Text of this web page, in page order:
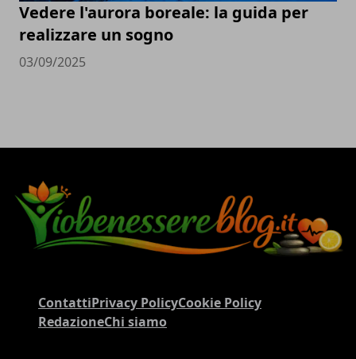
Vedere l'aurora boreale: la guida per
realizzare un sogno
03/09/2025
ContattiPrivacy PolicyCookie Policy
RedazioneChi siamo